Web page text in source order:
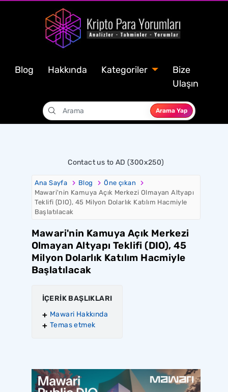
Blog Hakkında Kategoriler
Bize
Ulaşın
Arama Yap
Contact us to AD (300x250)
Ana Sayfa Blog
Öne çıkan
Mawari'nin Kamuya Açık Merkezi Olmayan Altyapı
Teklifi (DIO), 45 Milyon Dolarlık Katılım Hacmiyle
Başlatılacak
Mawari'nin Kamuya Açık Merkezi
Olmayan Altyapı Teklifi (DIO), 45
Milyon Dolarlık Katılım Hacmiyle
Başlatılacak
İÇERİK BAŞLIKLARI
Mawari Hakkında
Temas etmek